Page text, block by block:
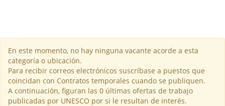
En este momento, no hay ninguna vacante acorde a esta
categoría o ubicación.
Para recibir correos electrónicos suscríbase a puestos que
coincidan con Contratos temporales cuando se publiquen.
A continuación, figuran las 0 últimas ofertas de trabajo
publicadas por UNESCO por si le resultan de interés.